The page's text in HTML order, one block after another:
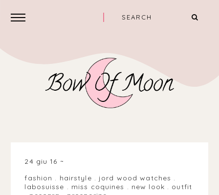
24 giu 16
fashion . hairstyle . jord wood watches .
labosuisse . miss coquines . new look . outfit